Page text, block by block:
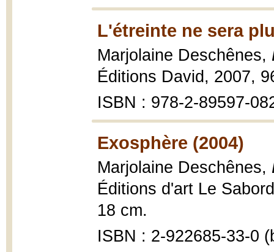
L'étreinte ne sera
Marjolaine Deschênes,
Éditions David, 2007,
ISBN : 978-2-89597-
Exosphère (2004)
Marjolaine Deschênes,
Éditions d'art Le
18 cm.
ISBN : 2-922685-33-0